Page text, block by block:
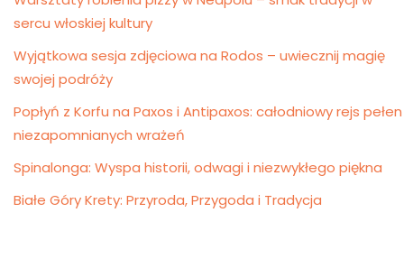
sercu włoskiej kultury
Wyjątkowa sesja zdjęciowa na Rodos – uwiecznij magię
swojej podróży
Popłyń z Korfu na Paxos i Antipaxos: całodniowy rejs pełen
niezapomnianych wrażeń
Spinalonga: Wyspa historii, odwagi i niezwykłego piękna
Białe Góry Krety: Przyroda, Przygoda i Tradycja